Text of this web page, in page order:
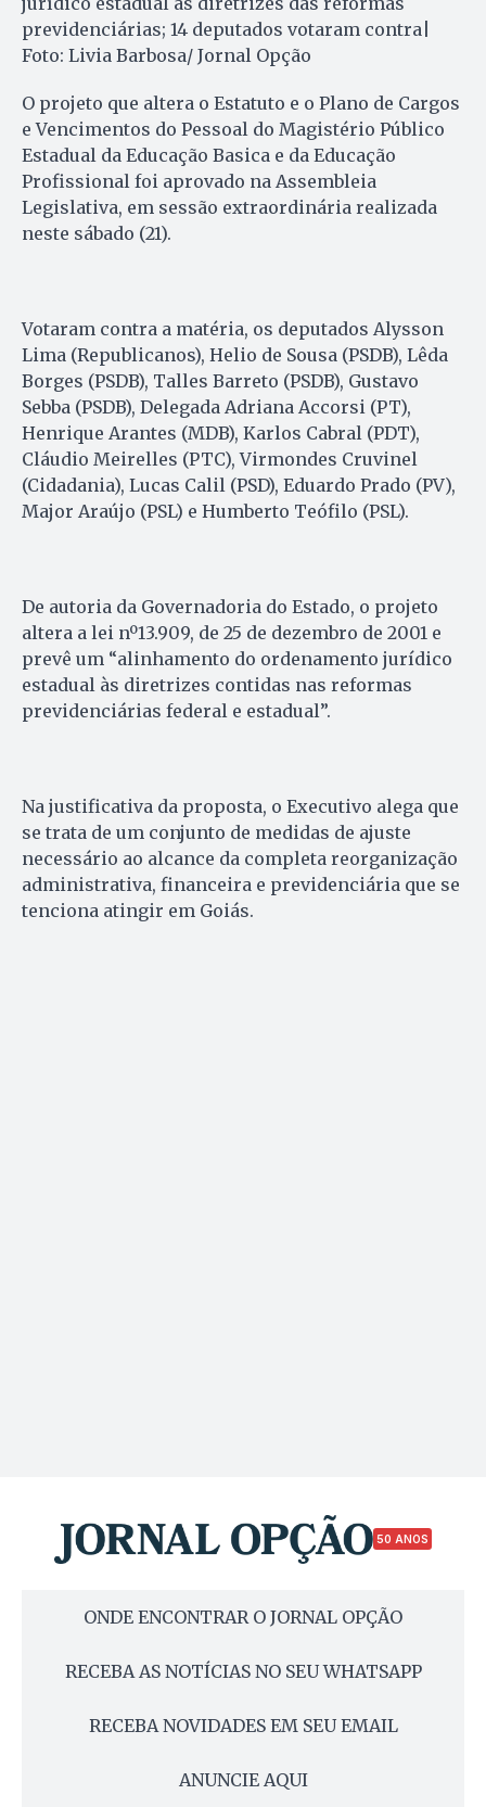
previdenciárias; 14 deputados votaram contra|
Foto: Livia Barbosa/ Jornal Opção
O projeto que altera o Estatuto e o Plano de Cargos
e Vencimentos do Pessoal do Magistério Público
Estadual da Educação Basica e da Educação
Profissional foi aprovado na Assembleia
Legislativa, em sessão extraordinária realizada
neste sábado (21).
Votaram contra a matéria, os deputados Alysson
Lima (Republicanos), Helio de Sousa (PSDB), Lêda
Borges (PSDB), Talles Barreto (PSDB), Gustavo
Sebba (PSDB), Delegada Adriana Accorsi (PT),
Henrique Arantes (MDB), Karlos Cabral (PDT),
Cláudio Meirelles (PTC), Virmondes Cruvinel
(Cidadania), Lucas Calil (PSD), Eduardo Prado (PV),
Major Araújo (PSL) e Humberto Teófilo (PSL).
De autoria da Governadoria do Estado, o projeto
altera a lei nº13.909, de 25 de dezembro de 2001 e
prevê um “alinhamento do ordenamento jurídico
estadual às diretrizes contidas nas reformas
previdenciárias federal e estadual”.
Na justificativa da proposta, o Executivo alega que
se trata de um conjunto de medidas de ajuste
necessário ao alcance da completa reorganização
administrativa, financeira e previdenciária que se
tenciona atingir em Goiás.
50 ANOS
ONDE ENCONTRAR O JORNAL OPÇÃO
RECEBA AS NOTÍCIAS NO SEU WHATSAPP
RECEBA NOVIDADES EM SEU EMAIL
ANUNCIE AQUI